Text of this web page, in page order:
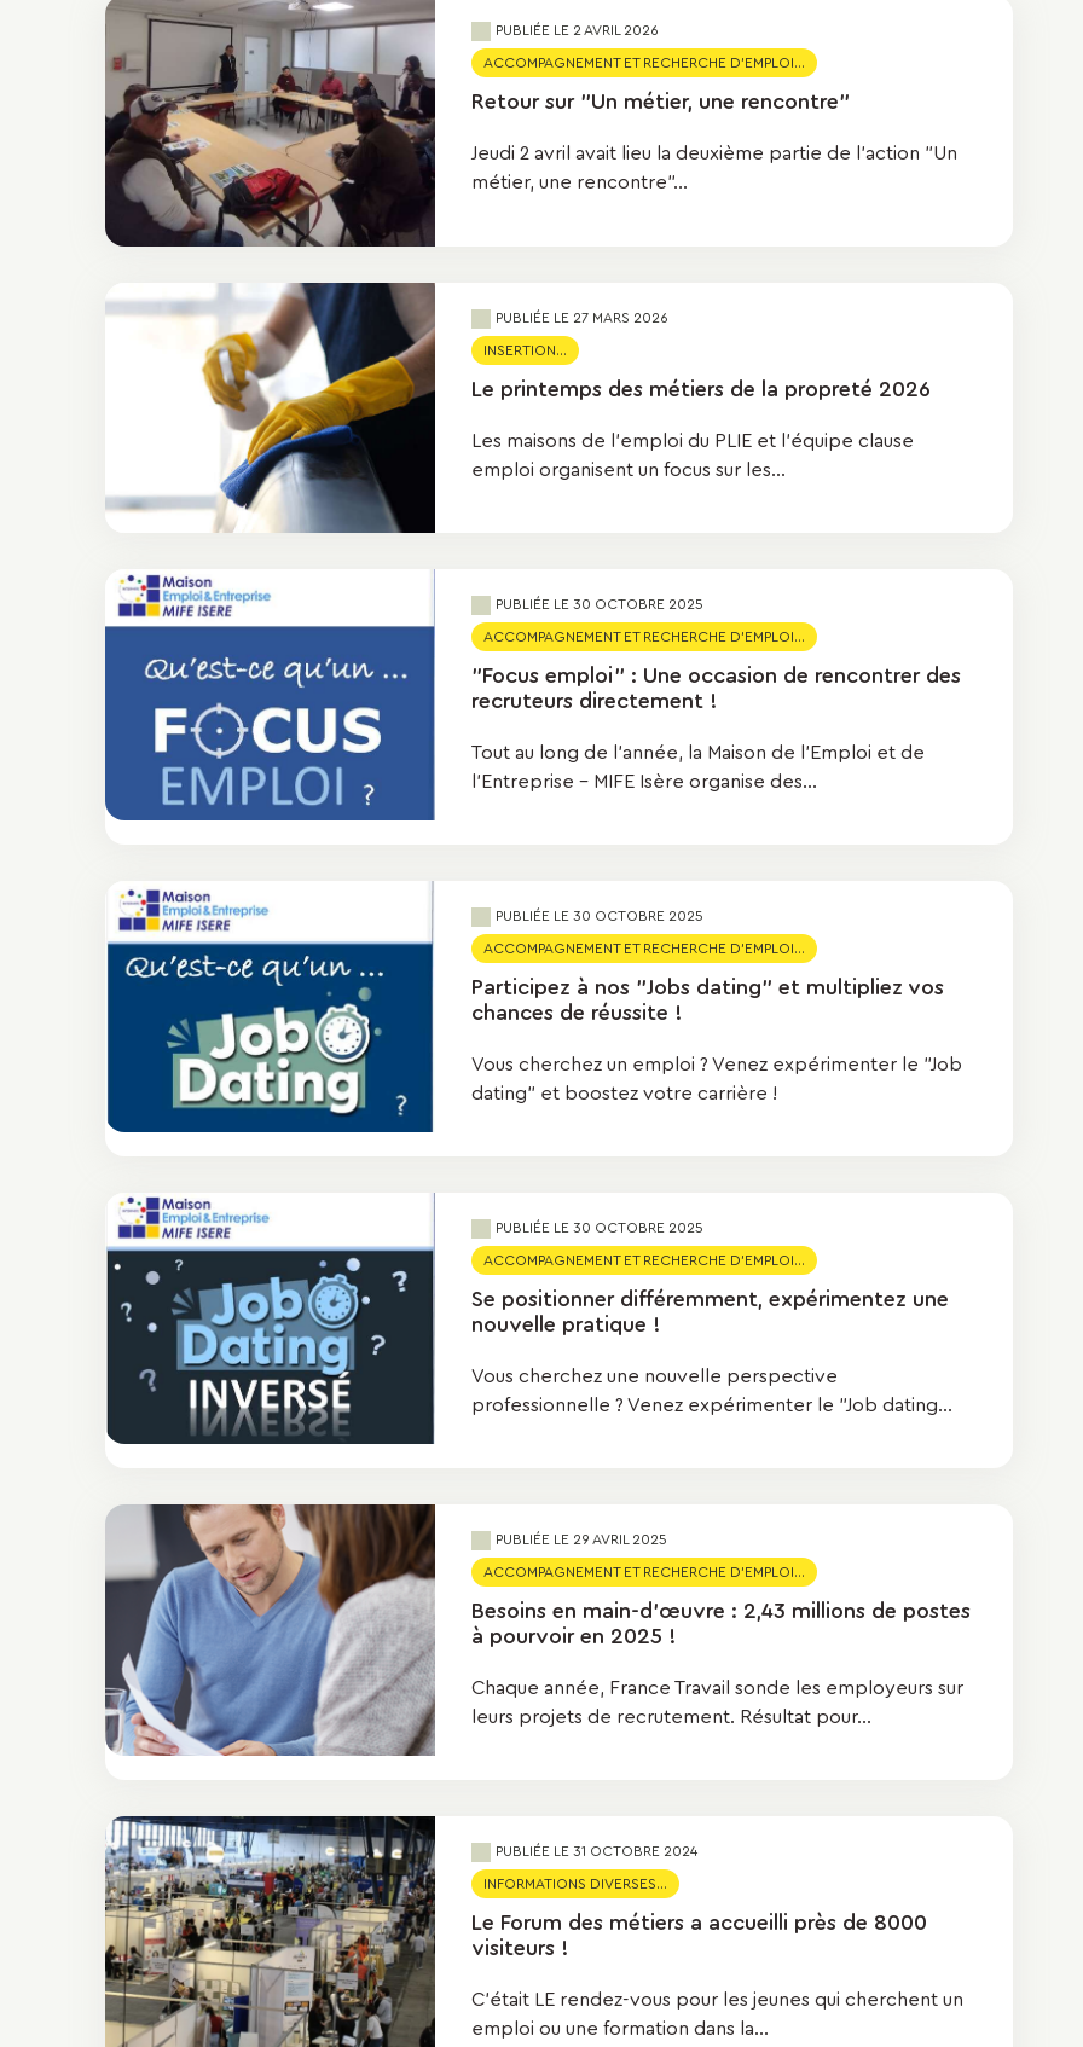
PUBLIÉE LE 2 AVRIL 2026
ACCOMPAGNEMENT ET RECHERCHE D'EMPLOI...
Retour sur "Un métier, une rencontre"
Jeudi 2 avril avait lieu la deuxième partie de l'action "Un
métier, une rencontre"...
PUBLIÉE LE 27 MARS 2026
INSERTION...
Le printemps des métiers de la propreté 2026
Les maisons de l'emploi du PLIE et l'équipe clause
emploi organisent un focus sur les...
PUBLIÉE LE 30 OCTOBRE 2025
ACCOMPAGNEMENT ET RECHERCHE D'EMPLOI...
"Focus emploi" : Une occasion de rencontrer des
recruteurs directement !
Tout au long de l’année, la Maison de l’Emploi et de
l’Entreprise – MIFE Isère organise des...
PUBLIÉE LE 30 OCTOBRE 2025
ACCOMPAGNEMENT ET RECHERCHE D'EMPLOI...
Participez à nos "Jobs dating" et multipliez vos
chances de réussite !
Vous cherchez un emploi ? Venez expérimenter le "Job
dating" et boostez votre carrière !
PUBLIÉE LE 30 OCTOBRE 2025
ACCOMPAGNEMENT ET RECHERCHE D'EMPLOI...
Se positionner différemment, expérimentez une
nouvelle pratique !
Vous cherchez une nouvelle perspective
professionnelle ? Venez expérimenter le "Job dating...
PUBLIÉE LE 29 AVRIL 2025
ACCOMPAGNEMENT ET RECHERCHE D'EMPLOI...
Besoins en main-d’œuvre : 2,43 millions de postes
à pourvoir en 2025 !
Chaque année, France Travail sonde les employeurs sur
leurs projets de recrutement. Résultat pour...
PUBLIÉE LE 31 OCTOBRE 2024
INFORMATIONS DIVERSES...
Le Forum des métiers a accueilli près de 8000
visiteurs !
C'était LE rendez-vous pour les jeunes qui cherchent un
emploi ou une formation dans la...